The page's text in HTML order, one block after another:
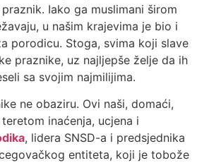
Iako ga muslimani širom
u našim krajevima je bio i
porodicu. Stoga, svima koji slave
praznike, uz najljepše želje da ih
sa svojim najmilijima.
ne obaziru. Ovi naši, domaći,
inaćenja, ucjena i
, lidera SNSD-a i predsjednika
entiteta, koji je tobože